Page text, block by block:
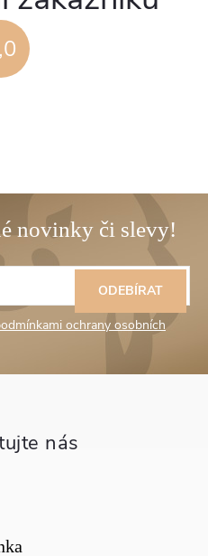
ochrany osobních
ODEBÍRAT